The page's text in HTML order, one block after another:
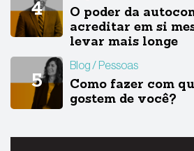
O poder da
acreditar em si
levar mais longe
Blog Pessoas
Como fazer com
gostem de você?